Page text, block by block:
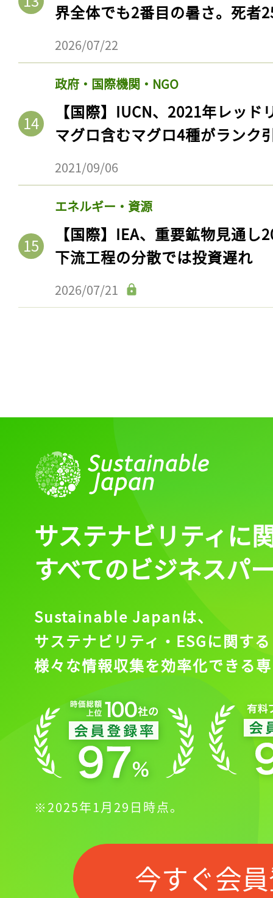
界全体でも2番目の暑さ。死者
2026/07/22
政府・国際機関・NGO
【国際】IUCN、2021年レッ
マグロ含むマグロ4種がランク
2021/09/06
エネルギー・資源
【国際】IEA、重要鉱物見通
下流工程の分散では投資遅れ
2026/07/21
記事をお気に入りに
会員登録
サステナビリティに
すべてのビジネスパ
Sustainable Japanは、
サステナビリティ・ESGに関する
様々な情報収集を効率化できる
※2025年1月29日時点。
今すぐ会